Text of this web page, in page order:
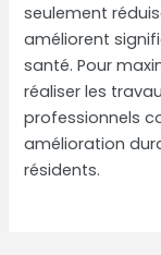
seulement
améliorent
santé. Pour
réaliser les
professionnels
amélioration
résidents.